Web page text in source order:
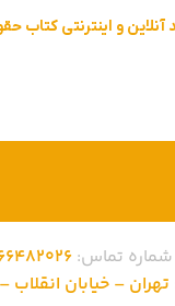
آنلاین و اینترنتی کتاب
شماره تماس:
تهران – خیابان انقلاب – خیابان